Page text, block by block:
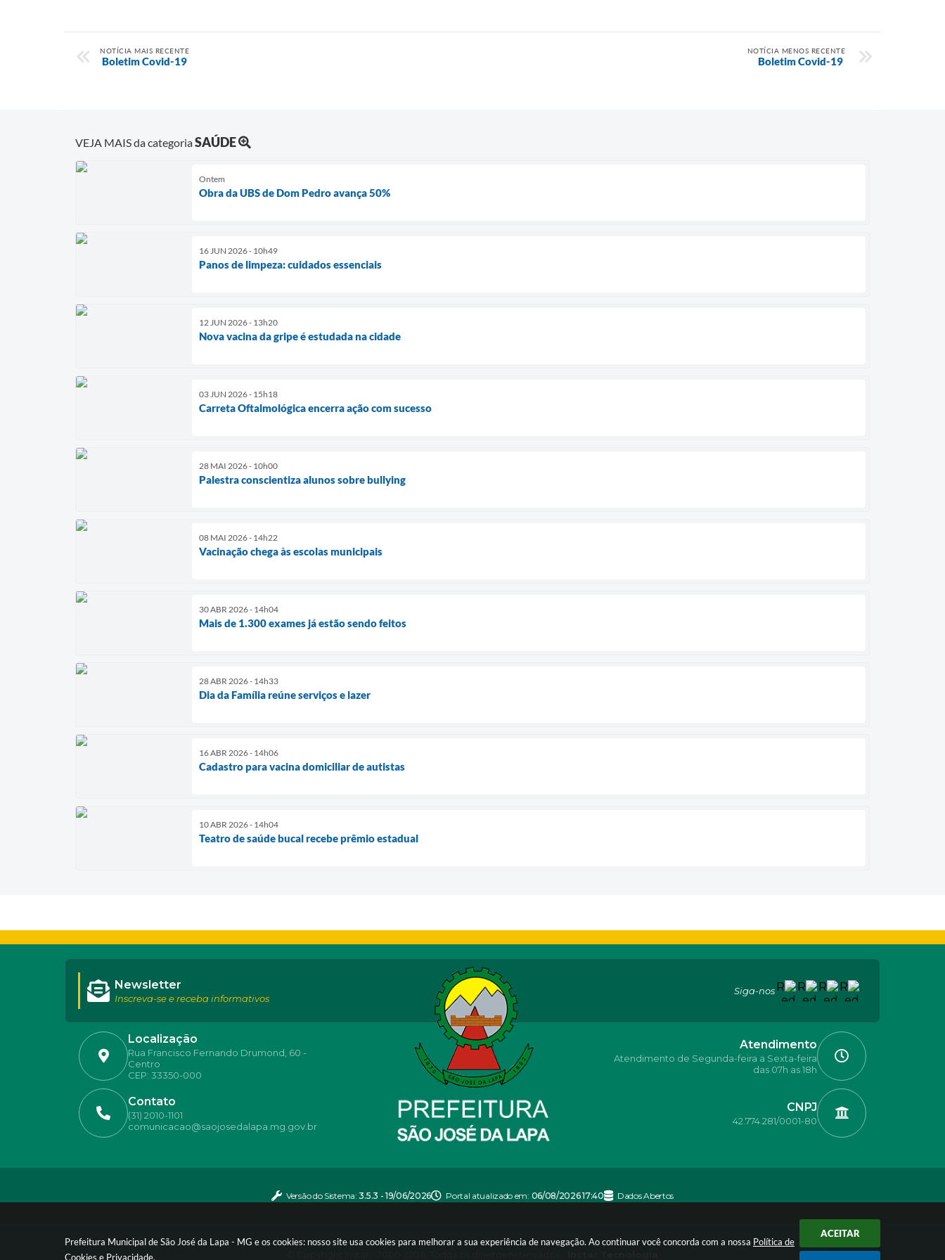
Prefeitura Municipal de São José da Lapa - MG e os cookies: nosso site usa cookies para melhorar a sua experiência de navegação. Ao continuar você concorda com a nossa Política de
Cookies e Privacidade.
ACEITAR
NOTÍCIA MAIS RECENTE
Boletim Covid-19
NOTÍCIA MENOS RECENTE
Boletim Covid-19
VEJA MAIS da categoriaSAÚDE
Ontem
Obra da UBS de Dom Pedro avança 50%
16 JUN 2026 - 10h49
Panos de limpeza: cuidados essenciais
12 JUN 2026 - 13h20
Nova vacina da gripe é estudada na cidade
03 JUN 2026 - 15h18
Carreta Oftalmológica encerra ação com sucesso
28 MAI 2026 - 10h00
Palestra conscientiza alunos sobre bullying
08 MAI 2026 - 14h22
Vacinação chega às escolas municipais
30 ABR 2026 - 14h04
Mais de 1.300 exames já estão sendo feitos
28 ABR 2026 - 14h33
Dia da Família reúne serviços e lazer
16 ABR 2026 - 14h06
Cadastro para vacina domiciliar de autistas
10 ABR 2026 - 14h04
Teatro de saúde bucal recebe prêmio estadual
Siga-nos
Localização
Rua Francisco Fernando Drumond, 60 -
Centro
CEP: 33350-000
Contato
(31) 2010-1101
comunicacao@saojosedalapa.mg.gov.br
Atendimento
Atendimento de Segunda-feira a Sexta-feira
das 07h as 18h
CNPJ
42.774.281/0001-80
Newsletter
Inscreva-se e receba informativos
Versão do Sistema:3.5.3 - 19/06/2026 Portal atualizado em: 06/08/2026 17:40 Dados Abertos